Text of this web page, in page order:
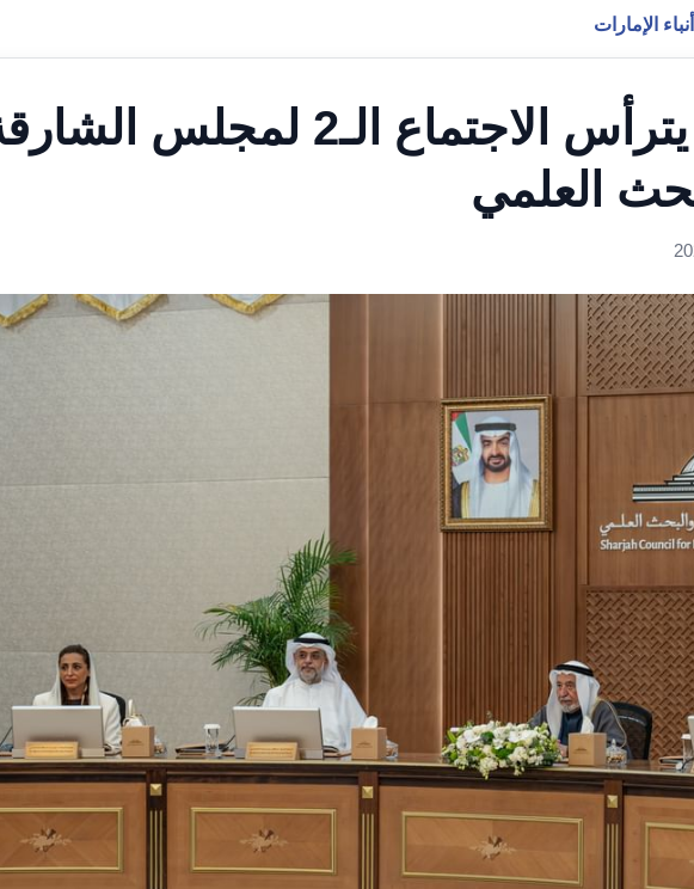
الإمارات
سلطان القاسمي يترأس الاجتماع الـ2 لمجلس
العلمي